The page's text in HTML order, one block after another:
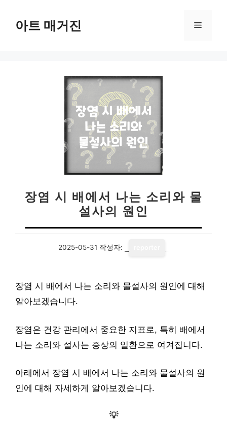
아트 매거진 메
장염 시 배에서 나는 소리와 물
설사의 원인
2025-05-31 작성자:
장염 시 배에서 나는 소리와 물설사의 원인에 대해
알아보겠습니다.
장염은 건강 관리에서 중요한 지표로, 특히 배에서
나는 소리와 설사는 증상의 일환으로 여겨집니다.
아래에서 장염 시 배에서 나는 소리와 물설사의 원
인에 대해 자세하게 알아보겠습니다.
💡